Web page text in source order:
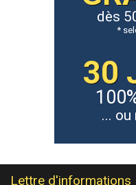
dès
*
30
...
Lettre d'informations